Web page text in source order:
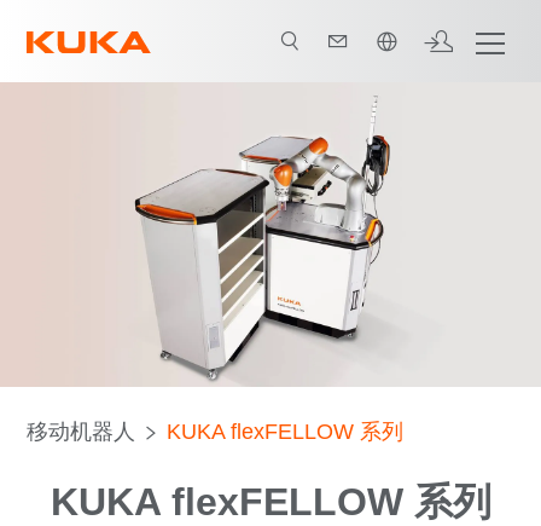
中文 / Chinese
移动机器人 KUKA flexFELLOW 系列
KUKA flexFELLOW 系列